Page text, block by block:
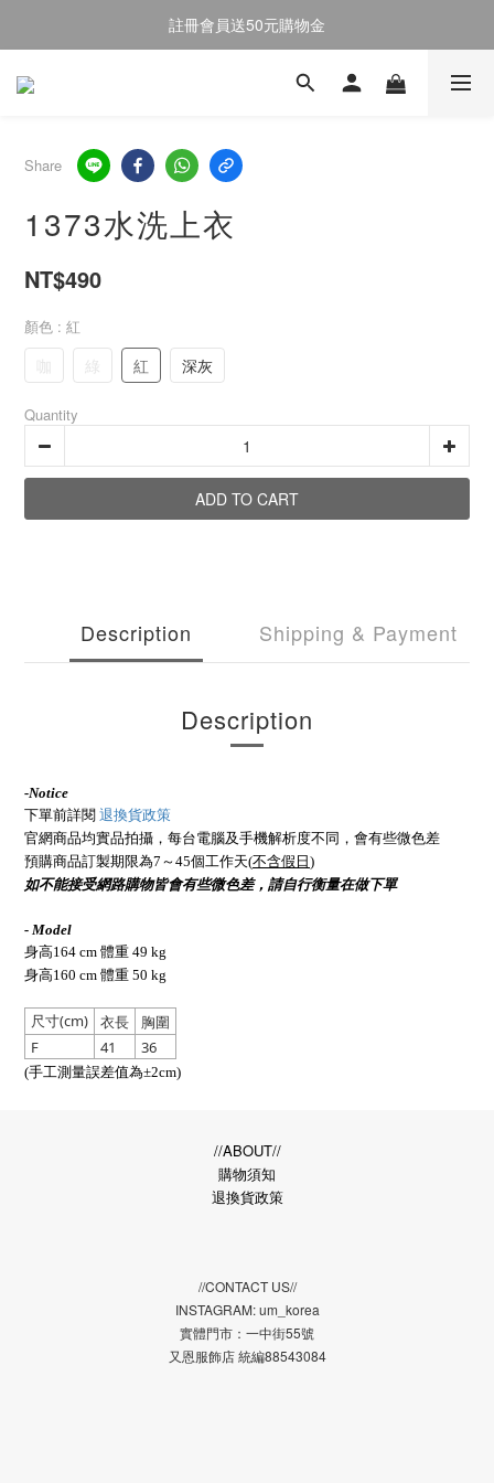
註冊會員送50元購物金
註冊會員送50元購物金
全館消費滿$2000即享免運
Share
1373水洗上衣
NT$490
顏色 : 紅
咖 綠 紅 深灰
Quantity
ADD TO CART
Description Shipping & Payment
Description
-Notice
下單前詳閱 退換貨政策
官網商品均實品拍攝，每台電腦及手機解析度不同，會有些微色差
預購商品訂製期限為7～45個工作天(不含假日 )
如不能接受網路購物皆會有些微色差，請自行衡量在做下單
- Model
身高164 cm 體重 49 kg
身高160 cm 體重 50 kg
尺寸(cm) 衣長
胸圍
F
41 36
(手工測量誤差值為±2cm)
//ABOUT//
購物須知
退換貨政策
//CONTACT US//
INSTAGRAM: um_korea
實體門市：一中街55號
又恩服飾店 統編88543084